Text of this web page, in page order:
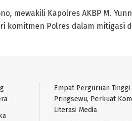
mewakili Kapolres AKBP M.
komitmen Polres dalam mitigasi
Empat Perguruan Tinggi
Pringsewu, Perkuat
Literasi Media